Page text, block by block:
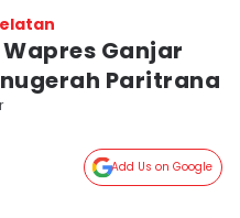
Ganjar
Paritrana
Add Us on Google